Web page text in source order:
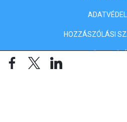
HOZZÁSZÓLÁSI